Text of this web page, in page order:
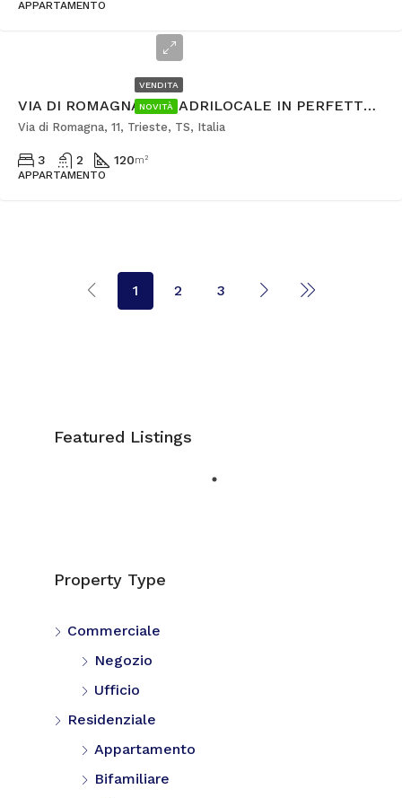
APPARTAMENTO
VENDITA
NOVITÀ VIA DI ROMAGNA – QUADRILOCALE IN PERFETTE CONDIZIONI CON POSTEGGIO
Via di Romagna, 11, Trieste, TS, Italia
3 2 120m²
APPARTAMENTO
1 2 3
Featured Listings
Property Type
Commerciale
Negozio
Ufficio
Residenziale
Appartamento
Bifamiliare